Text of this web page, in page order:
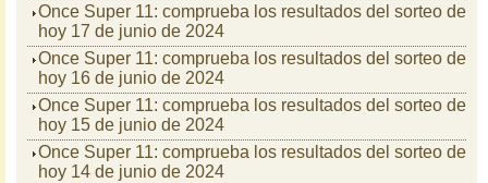
Once Super 11: comprueba los resultados del sorteo de
hoy 17 de junio de 2024
Once Super 11: comprueba los resultados del sorteo de
hoy 16 de junio de 2024
Once Super 11: comprueba los resultados del sorteo de
hoy 15 de junio de 2024
Once Super 11: comprueba los resultados del sorteo de
hoy 14 de junio de 2024